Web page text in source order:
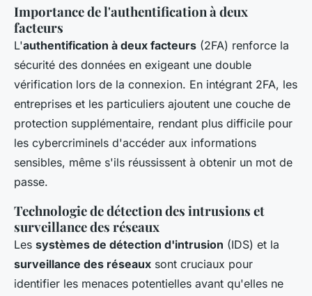
Importance de l'authentification à deux
facteurs
L'authentification à deux facteurs (2FA) renforce la
sécurité des données en exigeant une double
vérification lors de la connexion. En intégrant 2FA, les
entreprises et les particuliers ajoutent une couche de
protection supplémentaire, rendant plus difficile pour
les cybercriminels d'accéder aux informations
sensibles, même s'ils réussissent à obtenir un mot de
passe.
Technologie de détection des intrusions et
surveillance des réseaux
Les systèmes de détection d'intrusion (IDS) et la
surveillance des réseaux sont cruciaux pour
identifier les menaces potentielles avant qu'elles ne